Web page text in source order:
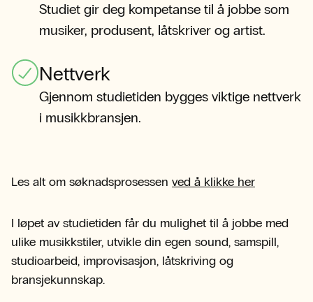
Studiet gir deg kompetanse til å jobbe som
musiker, produsent, låtskriver og artist.
Nettverk
Gjennom studietiden bygges viktige nettverk
i musikkbransjen.
Les alt om søknadsprosessen ved å klikke her
I løpet av studietiden får du mulighet til å jobbe med
ulike musikkstiler, utvikle din egen sound, samspill,
studioarbeid, improvisasjon, låtskriving og
bransjekunnskap.